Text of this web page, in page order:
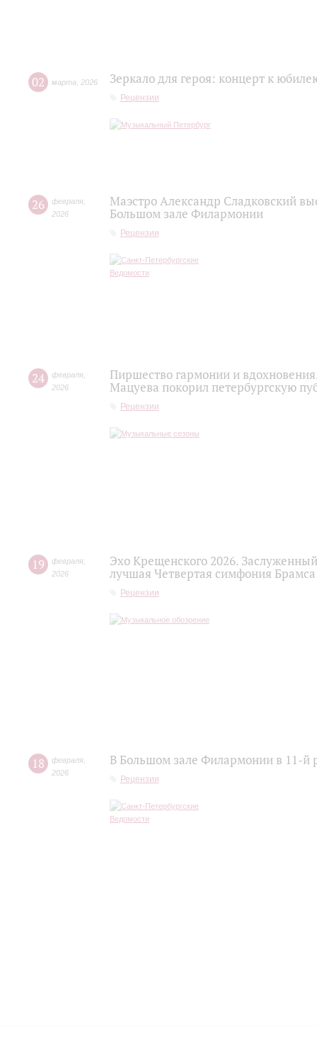
02 марта 2026 Зеркало для героя: концерт к
Рецензии
26 февраля
2026
Маэстро Александр Сладковский
Большом зале Филармонии
Рецензии
24 февраля
2026
Пиршество гармонии и
Мацуева покорил петербургскую
Рецензии
19 февраля
2026
Эхо Крещенского 2026.
лучшая Четвертая симфония Брамса
Рецензии
18 февраля
2026
В Большом зале Филармонии в 11-й
Рецензии